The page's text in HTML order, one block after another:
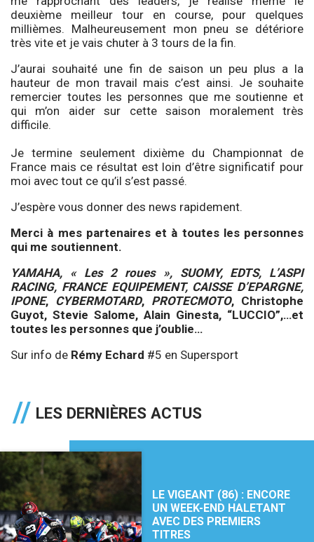
deuxième meilleur tour en course, pour quelques
millièmes. Malheureusement mon pneu se détériore
très vite et je vais chuter à 3 tours de la fin.
J’aurai souhaité une fin de saison un peu plus a la
hauteur de mon travail mais c’est ainsi. Je souhaite
remercier toutes les personnes que me soutienne et
qui m’on aider sur cette saison moralement très
difficile.
Je termine seulement dixième du Championnat de
France mais ce résultat est loin d’être significatif pour
moi avec tout ce qu’il s’est passé.
J’espère vous donner des news rapidement.
Merci à mes partenaires et à toutes les personnes
qui me soutiennent.
YAMAHA, « Les 2 roues », SUOMY, EDTS, L’ASPI
RACING, FRANCE EQUIPEMENT, CAISSE D’EPARGNE,
IPONE, CYBERMOTARD, PROTECMOTO, Christophe
Guyot, Stevie Salome, Alain Ginesta, “LUCCIO”,…et
toutes les personnes que j’oublie…
Sur info de Rémy Echard #5 en Supersport
LES DERNIÈRES ACTUS
LE VIGEANT (86) : ENCORE
UN WEEK-END HALETANT
AVEC DES PREMIERS
TITRES